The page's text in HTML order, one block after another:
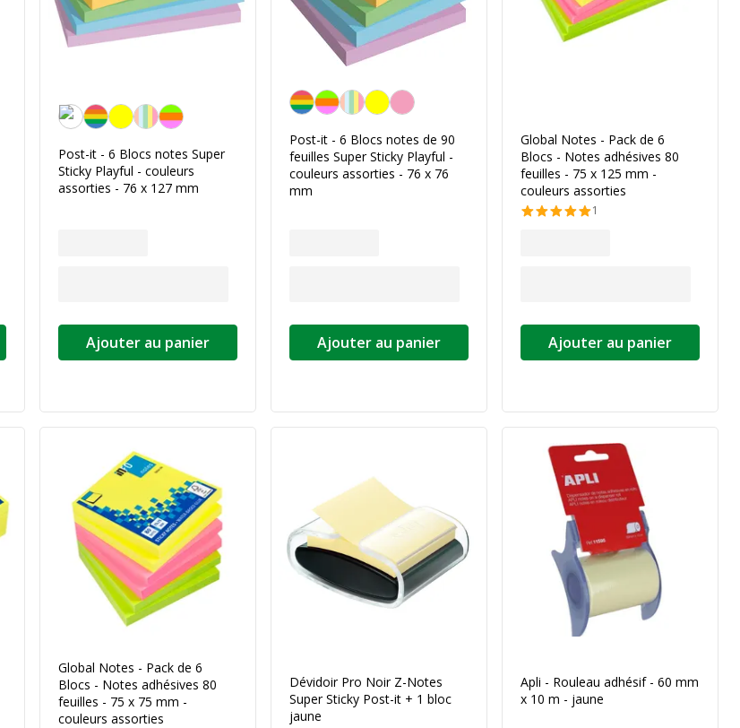
Assortiment de couleurs de rêve
Post-it - 6 Blocs notes Super
Sticky Playful - couleurs
assorties - 76 x 127 mm
Ajouter au panier
Couleurs assorties tendances
Post-it - 6 Blocs notes de 90
feuilles Super Sticky Playful -
couleurs assorties - 76 x 76
mm
Ajouter au panier
Global Notes - Pack de 6
Blocs - Notes adhésives 80
feuilles - 75 x 125 mm -
couleurs assorties
1
Ajouter au panier
Global Notes - Pack de 6
Blocs - Notes adhésives 80
feuilles - 75 x 75 mm -
couleurs assorties
Dévidoir Pro Noir Z-Notes
Super Sticky Post-it + 1 bloc
jaune
Apli - Rouleau adhésif - 60 mm
x 10 m - jaune